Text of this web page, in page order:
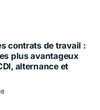
contrats de travail :
plus avantageux
alternance et